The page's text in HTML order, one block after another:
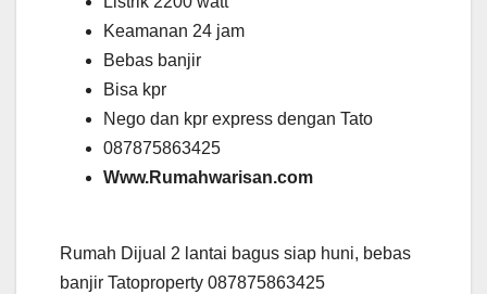
Keamanan 24 jam
Bebas banjir
Bisa kpr
Nego dan kpr express dengan Tato
087875863425
Www.Rumahwarisan.com
Rumah Dijual 2 lantai bagus siap huni, bebas
banjir Tatoproperty 087875863425